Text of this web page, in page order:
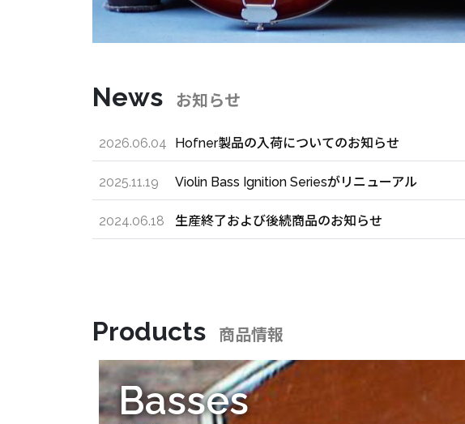
News お知らせ
2026.06.04 Hofner製品の入荷についてのお知らせ
2025.11.19 Violin Bass Ignition Seriesがリニューアル
2024.06.18 生産終了および後続商品のお知らせ
Products 商品情報
Basses